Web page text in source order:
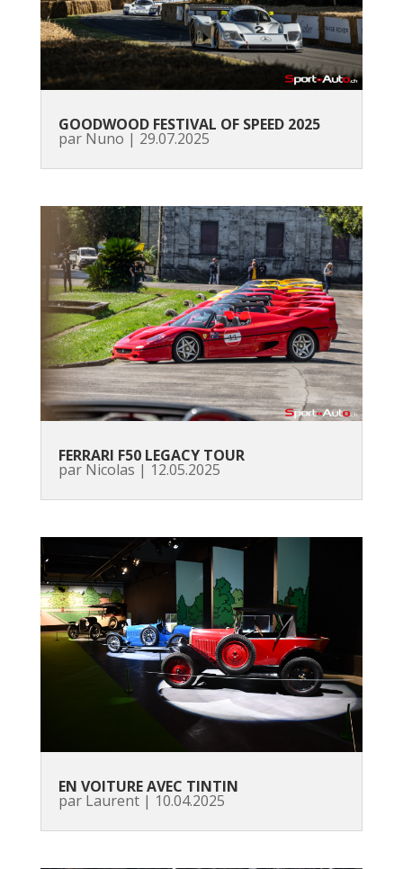
GOODWOOD FESTIVAL OF SPEED 2025
par Nuno | 29.07.2025
FERRARI F50 LEGACY TOUR
par Nicolas | 12.05.2025
EN VOITURE AVEC TINTIN
par Laurent| 10.04.2025